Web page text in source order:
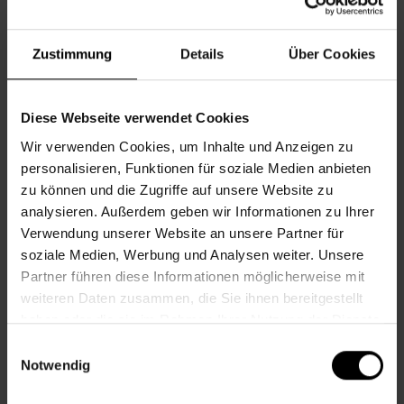
Zustimmung Details Über Cookies
Diese Webseite verwendet Cookies
Wir verwenden Cookies, um Inhalte und Anzeigen zu
personalisieren, Funktionen für soziale Medien anbieten
zu können und die Zugriffe auf unsere Website zu
analysieren. Außerdem geben wir Informationen zu Ihrer
Verwendung unserer Website an unsere Partner für
soziale Medien, Werbung und Analysen weiter. Unsere
Partner führen diese Informationen möglicherweise mit
weiteren Daten zusammen, die Sie ihnen bereitgestellt
haben oder die sie im Rahmen Ihrer Nutzung der Dienste
Notwendig
Nachbarschaftszentrum 15,Tel. +43 1 5123661-3500,
E: nbz15@wiener.hilfswerk.at.
Foto: AdobeStock/sam richter
Informationen zur Veranstaltung
Beginn Dienstag, 11.11.2025,14.00 -
15.45
Unkostenbeitrag
Veranstalter Nachbarschaftszentrum 15
NACHBARSCHAFTSZENTRUM 15